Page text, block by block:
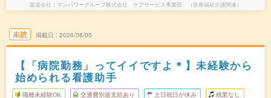
派遣会社 マンパワーグループ株式会社 ケアサービス事業部 （医療福祉介護関連）
未読 掲載日 2026/08/05
【「病院勤務」ってイイですよ＊】未経験から
始められる看護助手
職種未経験OK 交通費別途支給あり 土日祝日が休み 残業なし